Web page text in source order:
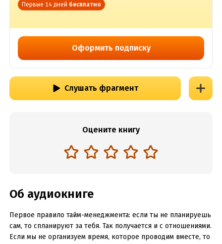
Первые 14 дней бесплатно
Оформить подписку
Слушать фрагмент
Оцените книгу
Об аудиокниге
Первое правило тайм-менеджмента: если ты не планируешь
сам, то спланируют за тебя. Так получается и с отношениями.
Если мы не организуем время, которое проводим вместе, то